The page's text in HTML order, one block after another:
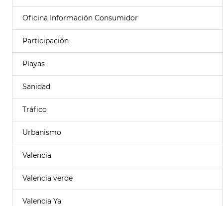
Oficina Información Consumidor
Participación
Playas
Sanidad
Tráfico
Urbanismo
Valencia
Valencia verde
Valencia Ya